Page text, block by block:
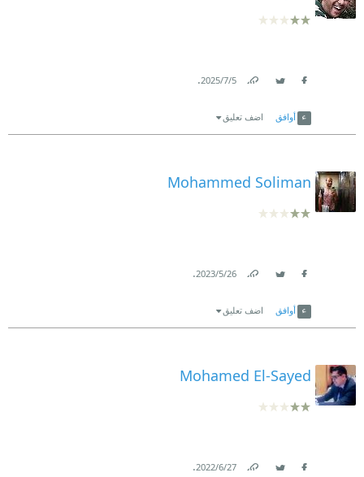
5‏/7‏/2025
.
أوافق اضف تعليق
Mohammed Soliman
26‏/5‏/2023
.
أوافق اضف تعليق
Mohamed El-Sayed
27‏/6‏/2022
.